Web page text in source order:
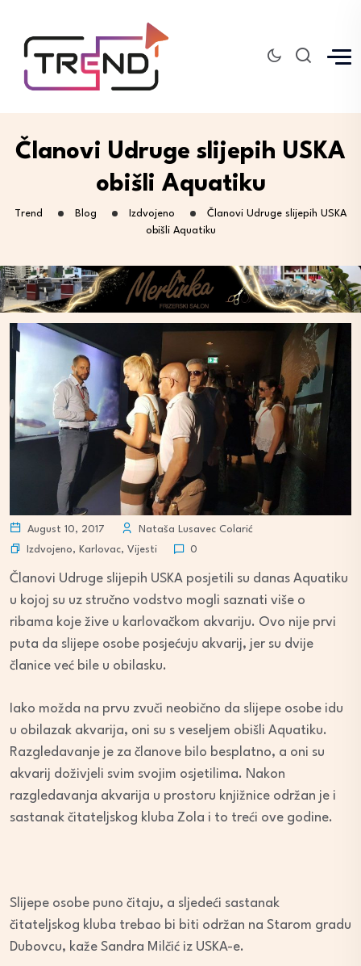
Članovi Udruge slijepih USKA
obišli Aquatiku
Trend Blog Izdvojeno
Članovi Udruge slijepih USKA
obišli Aquatiku
August 10, 2017
Nataša Lusavec Colarić
Izdvojeno, Karlovac, Vijesti 0
Članovi Udruge slijepih USKA posjetili su danas Aquatiku
u kojoj su uz stručno vodstvo mogli saznati više o
ribama koje žive u karlovačkom akvariju. Ovo nije prvi
puta da slijepe osobe posjećuju akvarij, jer su dvije
članice već bile u obilasku.
Iako možda na prvu zvuči neobično da slijepe osobe idu
u obilazak akvarija, oni su s veseljem obišli Aquatiku.
Razgledavanje je za članove bilo besplatno, a oni su
akvarij doživjeli svim svojim osjetilima. Nakon
razgledavanja akvarija u prostoru knjižnice održan je i
sastanak čitateljskog kluba Zola i to treći ove godine.
Slijepe osobe puno čitaju, a sljedeći sastanak
čitateljskog kluba trebao bi biti održan na Starom gradu
Dubovcu, kaže Sandra Milčić iz USKA-e.